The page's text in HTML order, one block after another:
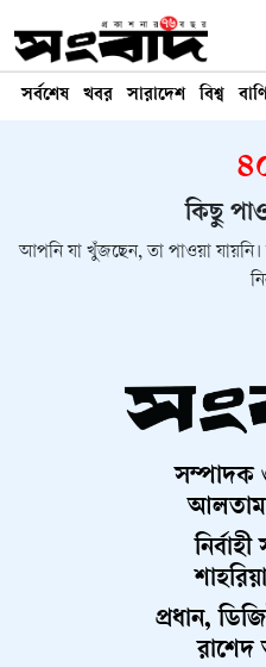
সর্বশেষ খবর সারাদেশ বিশ্ব
কিছু
আপনি যা খুঁজছেন, তা পাওয়া যায়নি।
সম্পাদক
প্রধান,